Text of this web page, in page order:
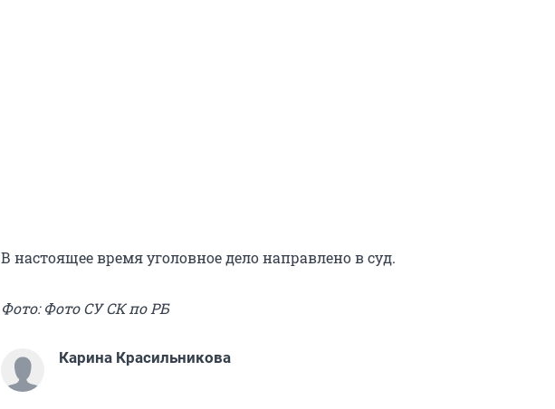
В настоящее время уголовное дело направлено в суд.
Фото: Фото СУ СК по РБ
Карина Красильникова